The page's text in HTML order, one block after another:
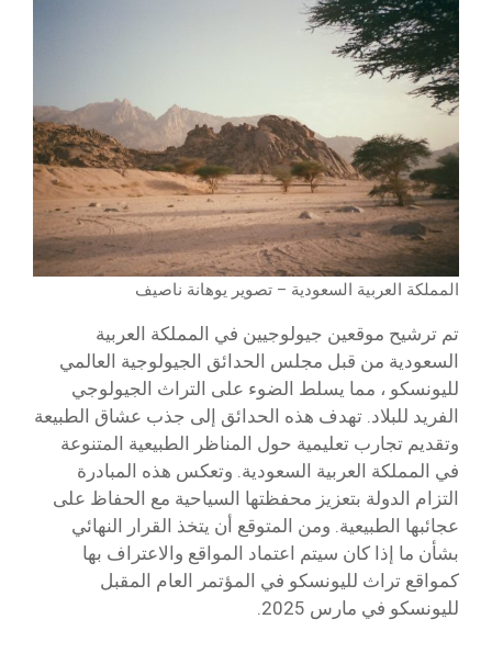
المملكة العربية السعودية – تصوير يوهانة ناصيف
تم ترشيح موقعين جيولوجيين في المملكة العربية
السعودية من قبل مجلس الحدائق الجيولوجية العالمي
لليونسكو ، مما يسلط الضوء على التراث الجيولوجي
الفريد للبلاد. تهدف هذه الحدائق إلى جذب عشاق الطبيعة
وتقديم تجارب تعليمية حول المناظر الطبيعية المتنوعة
في المملكة العربية السعودية. وتعكس هذه المبادرة
التزام الدولة بتعزيز محفظتها السياحية مع الحفاظ على
عجائبها الطبيعية. ومن المتوقع أن يتخذ القرار النهائي
بشأن ما إذا كان سيتم اعتماد المواقع والاعتراف بها
كمواقع تراث لليونسكو في المؤتمر العام المقبل
لليونسكو في مارس 2025.